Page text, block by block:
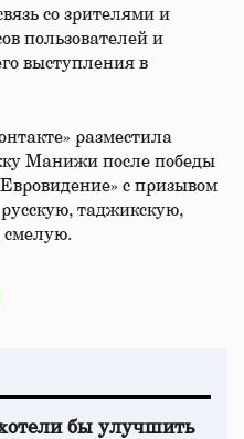
со зрителями и
пользователей и
выступления в
разместила
Манижи после победы
с призывом
таджикскую,
смелую.
бы улучшить